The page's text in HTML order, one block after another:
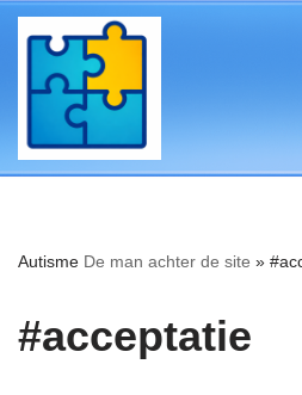
de
inhoud
naar
inhoud
Autisme De man achter de site »
#acceptatie